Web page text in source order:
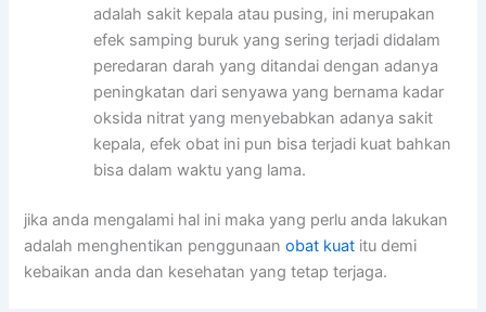
adalah sakit kepala atau pusing, ini merupakan
efek samping buruk yang sering terjadi didalam
peredaran darah yang ditandai dengan adanya
peningkatan dari senyawa yang bernama kadar
oksida nitrat yang menyebabkan adanya sakit
kepala, efek obat ini pun bisa terjadi kuat bahkan
bisa dalam waktu yang lama.
jika anda mengalami hal ini maka yang perlu anda lakukan
adalah menghentikan penggunaanobat kuat itu demi
kebaikan anda dan kesehatan yang tetap terjaga.